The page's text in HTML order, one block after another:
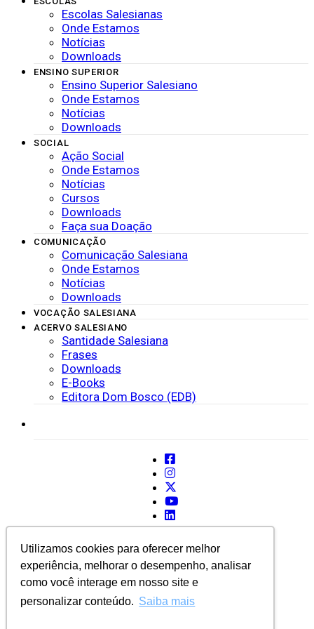
Utilizamos cookies para oferecer melhor
experiência, melhorar o desempenho, analisar
como você interage em nosso site e
personalizar conteúdo. Saiba mais
Escolas Salesianas
Onde Estamos
Notícias
Downloads
ENSINO SUPERIOR
Ensino Superior Salesiano
Onde Estamos
Notícias
Downloads
SOCIAL
Ação Social
Onde Estamos
Notícias
Cursos
Downloads
Faça sua Doação
COMUNICAÇÃO
Comunicação Salesiana
Onde Estamos
Notícias
Downloads
VOCAÇÃO SALESIANA
ACERVO SALESIANO
Santidade Salesiana
Frases
Downloads
E-Books
Editora Dom Bosco (EDB)